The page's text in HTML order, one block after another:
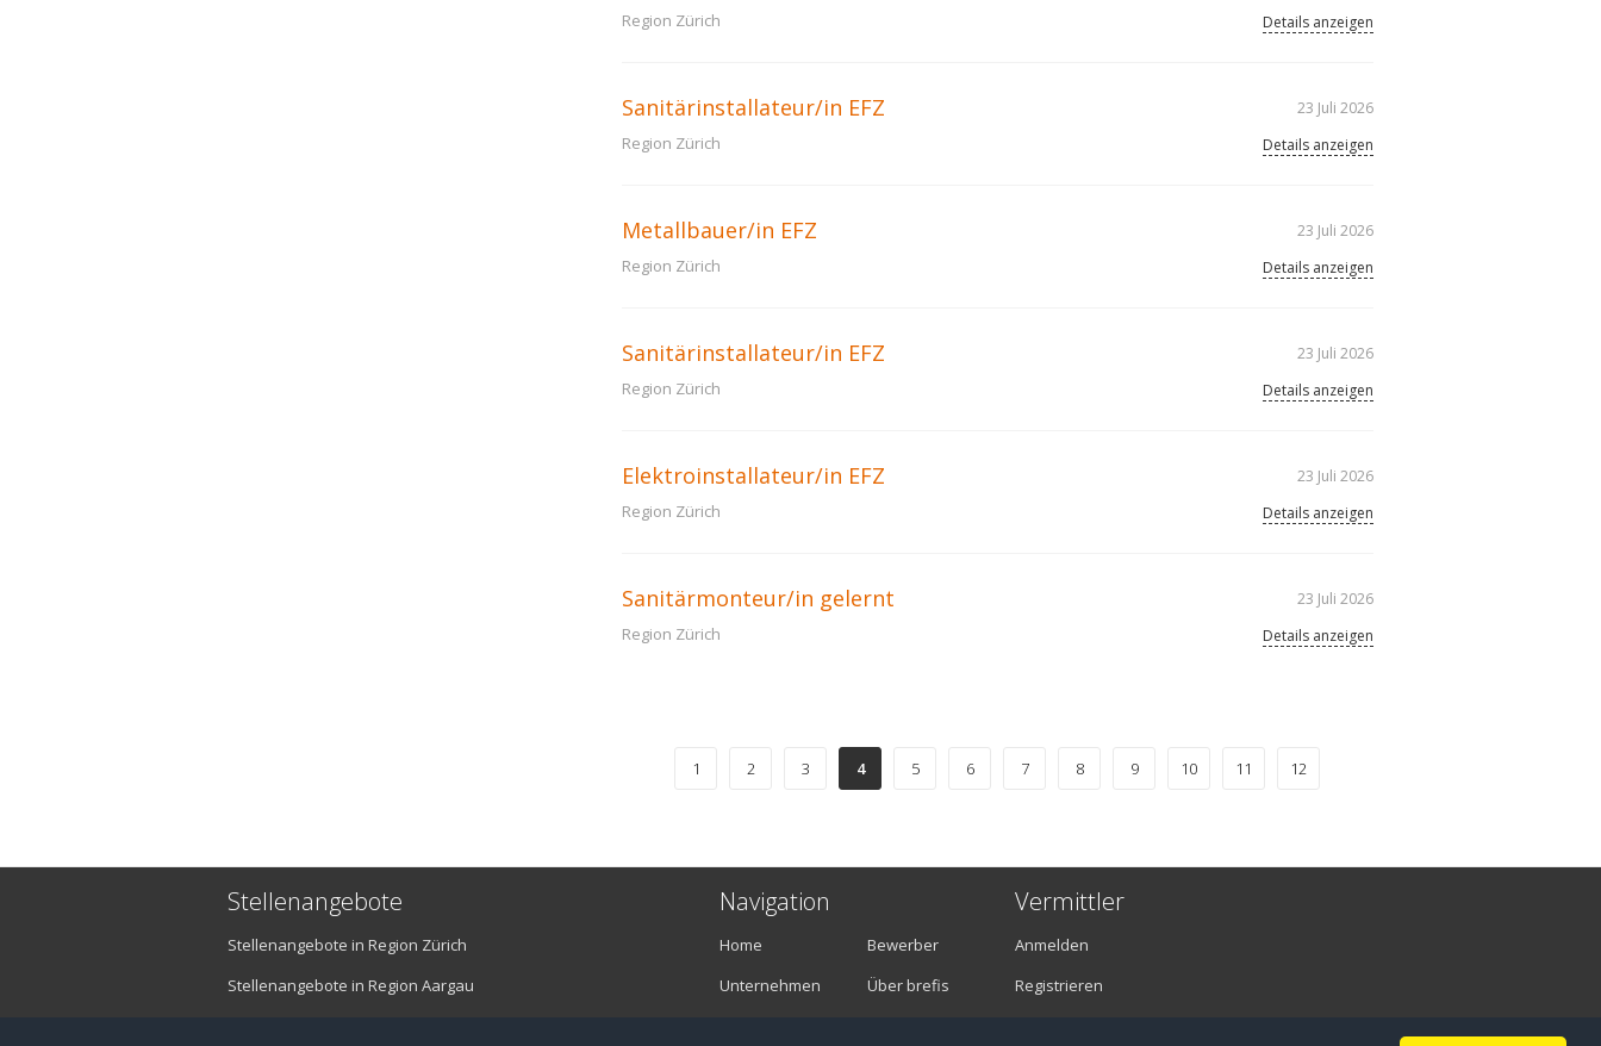
Region Zürich
Details anzeigen
Sanitärinstallateur/in EFZ
Region Zürich
23 Juli 2026
Details anzeigen
Metallbauer/in EFZ
Region Zürich
23 Juli 2026
Details anzeigen
Sanitärinstallateur/in EFZ
Region Zürich
23 Juli 2026
Details anzeigen
Elektroinstallateur/in EFZ
Region Zürich
23 Juli 2026
Details anzeigen
Sanitärmonteur/in gelernt
Region Zürich
23 Juli 2026
Details anzeigen
1 2 3 4 5 6 7 8 9 10 11 12
Stellenangebote
Stellenangebote in Region Zürich
Stellenangebote in Region Aargau
Navigation
Home
Unternehmen
Bewerber
Über brefis
Vermittler
Anmelden
Registrieren